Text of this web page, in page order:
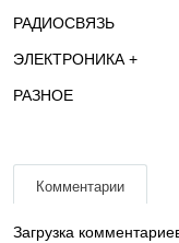
РАДИОСВЯЗЬ
ЭЛЕКТРОНИКА +
РАЗНОЕ
Комментарии
Загрузка